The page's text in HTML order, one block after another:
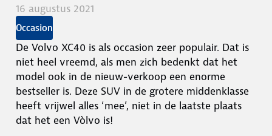
16 augustus 2021
Occasion
De Volvo XC40 is als occasion zeer populair. Dat is
niet heel vreemd, als men zich bedenkt dat het
model ook in de nieuw-verkoop een enorme
bestseller is. Deze SUV in de grotere middenklasse
heeft vrijwel alles ‘mee’, niet in de laatste plaats
dat het een Vòlvo is!